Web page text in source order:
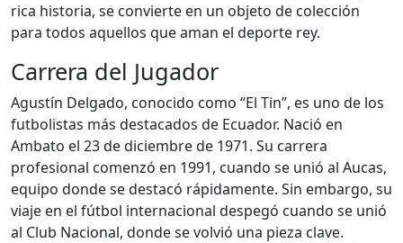
rica historia, se convierte en un objeto de colección
para todos aquellos que aman el deporte rey.
Carrera del Jugador
Agustín Delgado, conocido como “El Tin”, es uno de los
futbolistas más destacados de Ecuador. Nació en
Ambato el 23 de diciembre de 1971. Su carrera
profesional comenzó en 1991, cuando se unió al Aucas,
equipo donde se destacó rápidamente. Sin embargo, su
viaje en el fútbol internacional despegó cuando se unió
al Club Nacional, donde se volvió una pieza clave.